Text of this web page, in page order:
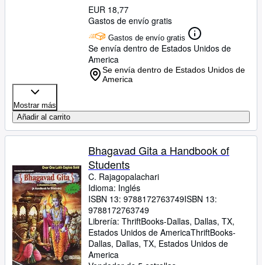
EUR 18,77
Gastos de envío gratis
Gastos de envío gratis
Se envía dentro de Estados Unidos de
America
Se envía dentro de Estados Unidos de
America
Mostrar más
Añadir al carrito
Bhagavad Gita a Handbook of
Students
C. Rajagopalachari
Idioma: Inglés
ISBN 13: 9788172763749ISBN 13:
9788172763749
Librería: ThriftBooks-Dallas, Dallas, TX,
Estados Unidos de AmericaThriftBooks-
Dallas, Dallas, TX, Estados Unidos de
America